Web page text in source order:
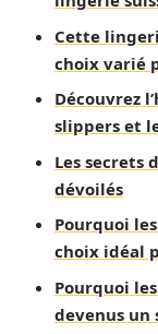
Cette
choix varié
Découvrez
slippers et
Les secrets
dévoilés
Pourquoi
choix idéal
Pourquoi
devenus un